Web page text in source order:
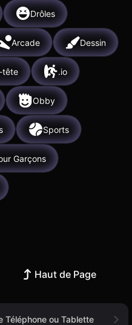
Drôles
Arcade Dessin
tête .io
Obby
Sports
Garçons
Haut de Page
Téléphone ou Tablette